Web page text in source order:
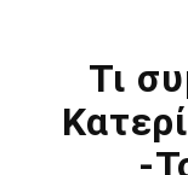
Τι
-